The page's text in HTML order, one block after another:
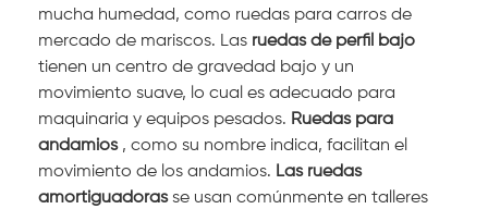
mucha humedad, como ruedas para carros de
mercado de mariscos. Las ruedas de perfil bajo
tienen un centro de gravedad bajo y un
movimiento suave, lo cual es adecuado para
maquinaria y equipos pesados. Ruedas para
andamios, como su nombre indica, facilitan el
movimiento de los andamios. Las ruedas
amortiguadorasse usan comúnmente en talleres